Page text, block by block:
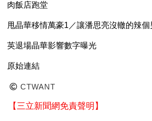
肉飯店跑堂
甩晶華移情萬豪1／讓潘思亮沒轍的辣
英退場晶華影響數字曝光
原始連結
CTWANT
【三立新聞網免責聲明】